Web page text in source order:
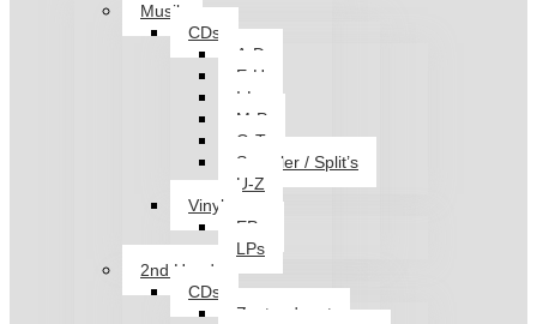
Musik
CDs
A-D
E-H
I-L
M-P
Q-T
Sampler / Split’s
U-Z
Vinyl
EPs
LPs
2nd Hand
CDs
Zustand: gut